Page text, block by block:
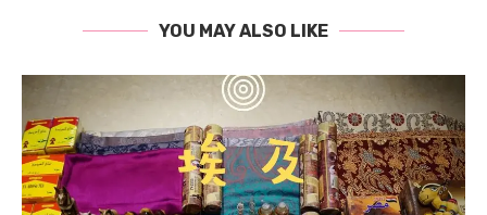
YOU MAY ALSO LIKE